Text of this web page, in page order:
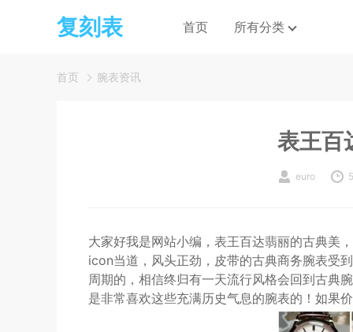
复刻表 首页 所有分类
首页 腕表资讯
表王百
euro
大家好我是网站小编，表王百达翡丽的古典美
icon当道，风头正劲，皮带的古典商务腕表受
周期的，相信终归有一天流行风格会回到古典
是非常喜欢这些充满历史气息的腕表的！如果